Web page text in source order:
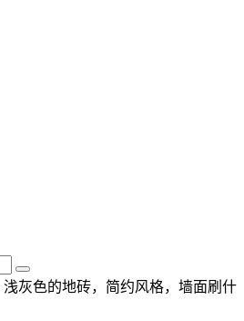
浅灰色的地砖，简约风格，墙面刷什